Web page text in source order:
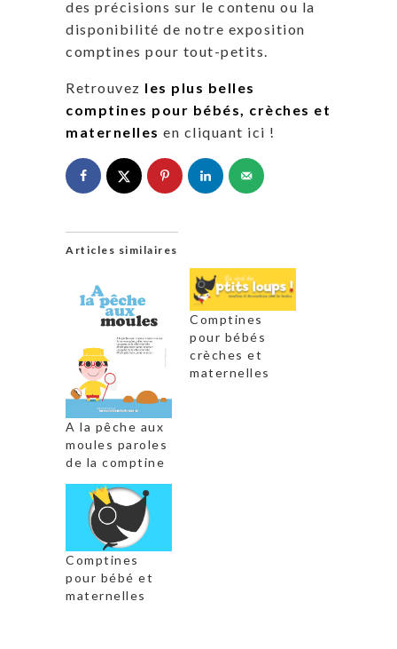
des précisions sur le contenu ou la
disponibilité de notre exposition
comptines pour tout-petits.
Retrouvez les plus belles
comptines pour bébés, crèches et
maternelles en cliquant ici !
Articles similaires
A la pêche aux
moules paroles
de la comptine
Comptines
pour bébés
crèches et
maternelles
Comptines
pour bébé et
maternelles